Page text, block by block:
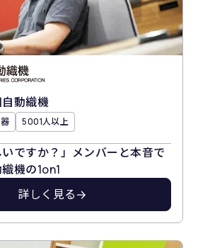
動織機
5001人以上
いですか？」メンバーと本音で
機の1on1
詳しく見る